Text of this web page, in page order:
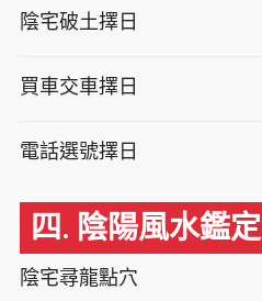
陰宅破土擇日
買車交車擇日
電話選號擇日
四. 陰陽風水鑑定
陰宅尋龍點穴